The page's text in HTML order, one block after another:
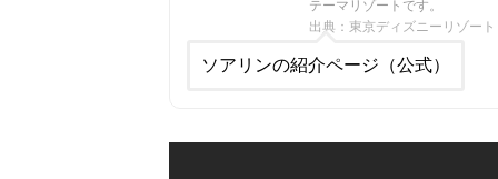
テーマリゾートです。
出典：東京ディズニーリゾー
ソアリンの紹介ページ（公式）